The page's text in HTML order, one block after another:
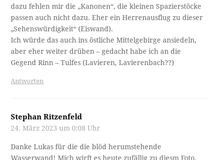
dazu fehlen mir die „Kanonen“, die kleinen Spazierstöcke
passen auch nicht dazu. Eher ein Herrenausflug zu dieser
„Sehenswürdigkeit“ (Eiswand).
Ich würde das auch ins östliche Mittelgebirge ansiedeln,
aber eher weiter drüben – gedacht habe ich an die
Gegend Rinn – Tulfes (Lavieren, Lavierenbach??)
Antworten
Stephan Ritzenfeld
24. März 2023 um 0:08 Uhr
Danke Lukas für die die blöd herumstehende
Wasserwand! Mich wirft es heute zufällig zu diesm Foto.